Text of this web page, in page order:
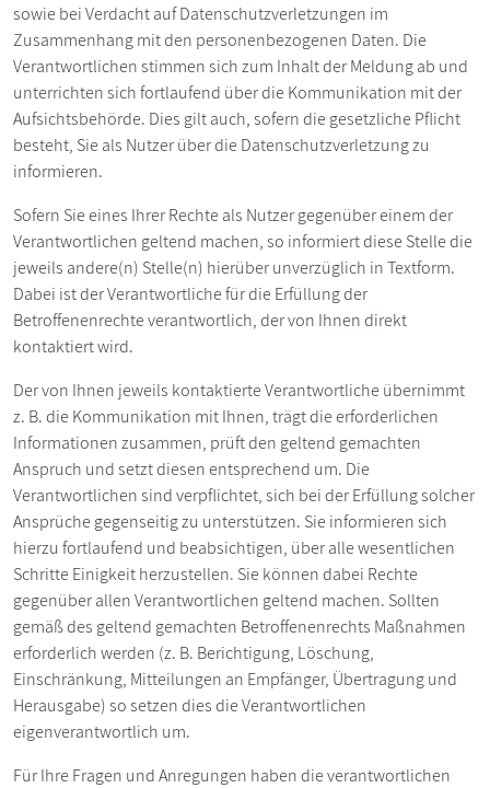
sowie bei Verdacht auf Datenschutzverletzungen im
Zusammenhang mit den personenbezogenen Daten. Die
Verantwortlichen stimmen sich zum Inhalt der Meldung ab und
unterrichten sich fortlaufend über die Kommunikation mit der
Aufsichtsbehörde. Dies gilt auch, sofern die gesetzliche Pflicht
besteht, Sie als Nutzer über die Datenschutzverletzung zu
informieren.
Sofern Sie eines Ihrer Rechte als Nutzer gegenüber einem der
Verantwortlichen geltend machen, so informiert diese Stelle die
jeweils andere(n) Stelle(n) hierüber unverzüglich in Textform.
Dabei ist der Verantwortliche für die Erfüllung der
Betroffenenrechte verantwortlich, der von Ihnen direkt
kontaktiert wird.
Der von Ihnen jeweils kontaktierte Verantwortliche übernimmt
z. B. die Kommunikation mit Ihnen, trägt die erforderlichen
Informationen zusammen, prüft den geltend gemachten
Anspruch und setzt diesen entsprechend um. Die
Verantwortlichen sind verpflichtet, sich bei der Erfüllung solcher
Ansprüche gegenseitig zu unterstützen. Sie informieren sich
hierzu fortlaufend und beabsichtigen, über alle wesentlichen
Schritte Einigkeit herzustellen. Sie können dabei Rechte
gegenüber allen Verantwortlichen geltend machen. Sollten
gemäß des geltend gemachten Betroffenenrechts Maßnahmen
erforderlich werden (z. B. Berichtigung, Löschung,
Einschränkung, Mitteilungen an Empfänger, Übertragung und
Herausgabe) so setzen dies die Verantwortlichen
eigenverantwortlich um.
Für Ihre Fragen und Anregungen haben die verantwortlichen